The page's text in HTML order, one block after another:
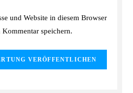
und Website in diesem Browser
speichern.